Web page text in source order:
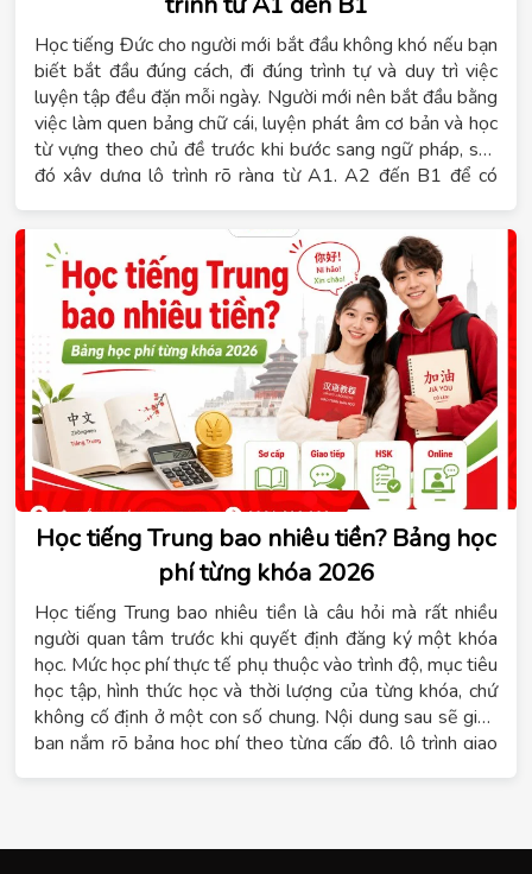
Học tiếng Đức cho người mới bắt đầu không khó nếu bạn
biết bắt đầu đúng cách, đi đúng trình tự và duy trì việc
luyện tập đều đặn mỗi ngày. Người mới nên bắt đầu bằng
việc làm quen bảng chữ cái, luyện phát âm cơ bản và học
từ vựng theo chủ đề trước khi bước sang ngữ pháp, sau
đó xây dựng lộ trình rõ ràng từ A1, A2 đến B1 để có
giúp bạn giải đáp tiếng Đức có khó không, học B1 mất
bao lâu và cách lựa chọn hình thức học phù hợp. Đồng
thời, Hệ thống giáo dục Tomato sẽ chia sẻ những kinh
nghiệm thực tế giúp bạn học tiếng Đức hiệu quả ngay từ
những bước đầu tiên.
Học tiếng Trung bao nhiêu tiền? Bảng học
phí từng khóa 2026
Học tiếng Trung bao nhiêu tiền là câu hỏi mà rất nhiều
người quan tâm trước khi quyết định đăng ký một khóa
học. Mức học phí thực tế phụ thuộc vào trình độ, mục tiêu
học tập, hình thức học và thời lượng của từng khóa, chứ
không cố định ở một con số chung. Nội dung sau sẽ giúp
bạn nắm rõ bảng học phí theo từng cấp độ, lộ trình giao